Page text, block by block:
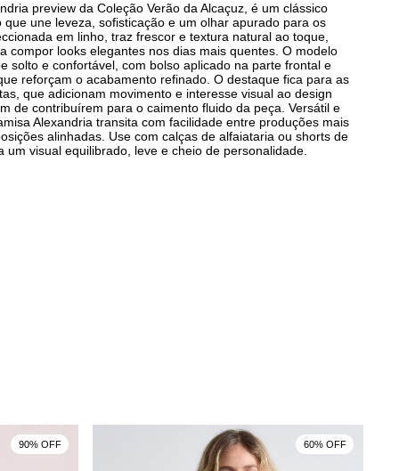
preview da Coleção Verão da Alcaçuz, é um clássico
que une leveza, sofisticação e um olhar apurado para os
em linho, traz frescor e textura natural ao toque,
compor looks elegantes nos dias mais quentes. O modelo
solto e confortável, com bolso aplicado na parte frontal e
reforçam o acabamento refinado. O destaque fica para as
que adicionam movimento e interesse visual ao design
de contribuírem para o caimento fluido da peça. Versátil e
Alexandria transita com facilidade entre produções mais
alinhadas. Use com calças de alfaiataria ou shorts de
um visual equilibrado, leve e cheio de personalidade.
90% OFF 60% OFF